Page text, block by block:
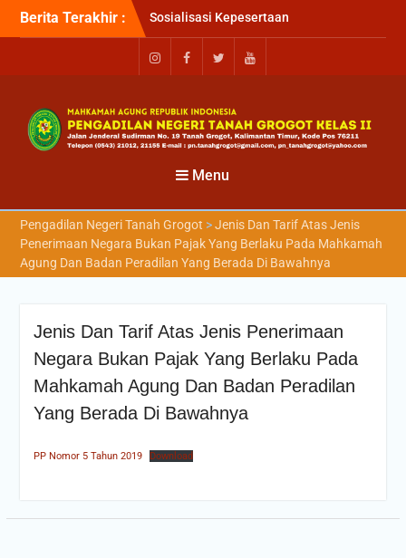
Berita Terakhir :
Sosialisasi Kepesertaan
Program Jaminan
Kesehatan Nasional (JKN)
bagi Pengadilan Negeri
Kesehatan Cabang
Balikapapan
Briefin Petugas PTSP Hari
Senin, 3 Agustus 2026
Kamis Tanggal 6 Agustus
2026
Menu
Pengadilan Negeri Tanah Grogot >Jenis Dan Tarif Atas Jenis
Penerimaan Negara Bukan Pajak Yang Berlaku Pada Mahkamah
Agung Dan Badan Peradilan Yang Berada Di Bawahnya
Jenis Dan Tarif Atas Jenis Penerimaan
Negara Bukan Pajak Yang Berlaku Pada
Mahkamah Agung Dan Badan Peradilan
Yang Berada Di Bawahnya
PP Nomor 5 Tahun 2019 Download